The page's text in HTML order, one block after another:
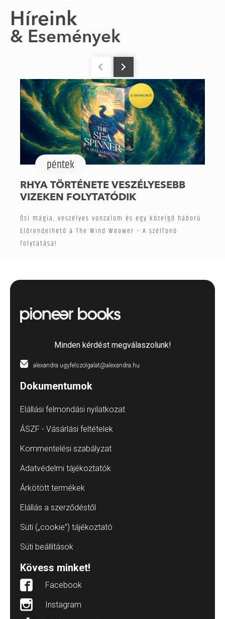
Híreink
& Események
péntek
RHYA TÖRTÉNETE VESZÉLYESEBB
VIZEKEN FOLYTATÓDIK
Ősi mágia, veszélyes vonzalom és egy közelgő háború
Előrendelhető a The Wind Weawer – A szélfonó
folytatása!
Minden kérdést megválaszolunk!
alexandra.ugyfelszolgalat@alexandra.hu
Dokumentumok
Elállási felmondási nyilatkozat
ÁSZF - Vásárlási feltételek
Kommentelési szabályzat
Adatvédelmi tájékoztatók
Árkötött termékek
Elállás a szerződéstől
Süti („cookie”) tájékoztató
Süti beállítások
Kövess minket!
Facebook
Instagram